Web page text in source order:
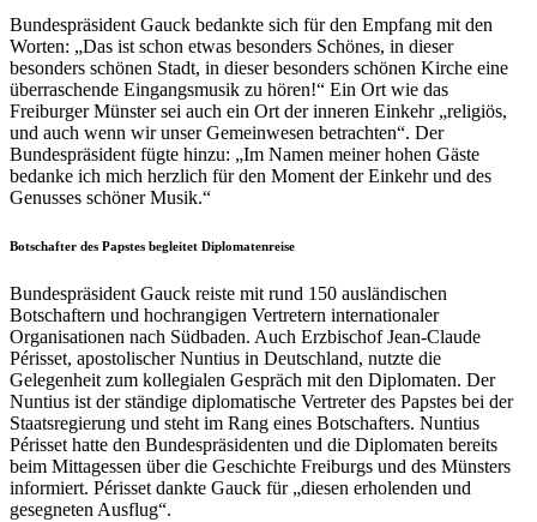
Bundespräsident Gauck bedankte sich für den Empfang mit den
Worten: „Das ist schon etwas besonders Schönes, in dieser
besonders schönen Stadt, in dieser besonders schönen Kirche eine
überraschende Eingangsmusik zu hören!“ Ein Ort wie das
Freiburger Münster sei auch ein Ort der inneren Einkehr „religiös,
und auch wenn wir unser Gemeinwesen betrachten“. Der
Bundespräsident fügte hinzu: „Im Namen meiner hohen Gäste
bedanke ich mich herzlich für den Moment der Einkehr und des
Genusses schöner Musik.“
Botschafter des Papstes begleitet Diplomatenreise
Bundespräsident Gauck reiste mit rund 150 ausländischen
Botschaftern und hochrangigen Vertretern internationaler
Organisationen nach Südbaden. Auch Erzbischof Jean-Claude
Périsset, apostolischer Nuntius in Deutschland, nutzte die
Gelegenheit zum kollegialen Gespräch mit den Diplomaten. Der
Nuntius ist der ständige diplomatische Vertreter des Papstes bei der
Staatsregierung und steht im Rang eines Botschafters. Nuntius
Périsset hatte den Bundespräsidenten und die Diplomaten bereits
beim Mittagessen über die Geschichte Freiburgs und des Münsters
informiert. Périsset dankte Gauck für „diesen erholenden und
gesegneten Ausflug“.